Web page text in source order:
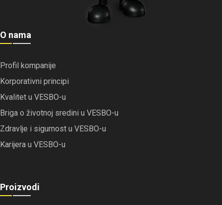
O nama
Profil kompanije
Korporativni principi
Kvalitet u VESBO-u
Briga o životnoj sredini u VESBO-u
Zdravlje i sigurnost u VESBO-u
Karijera u VESBO-u
Proizvodi